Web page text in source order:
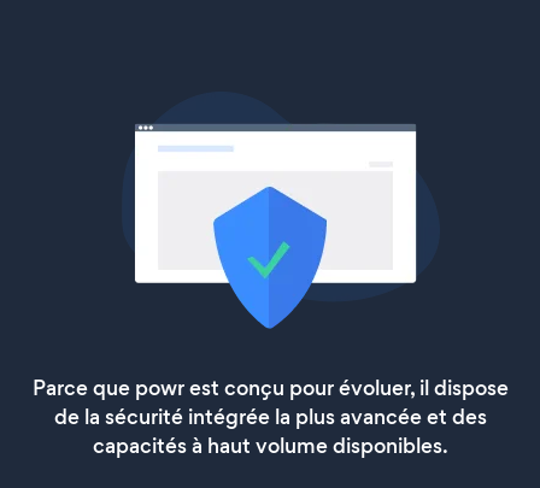
Parce que powr est conçu pour évoluer, il dispose
de la sécurité intégrée la plus avancée et des
capacités à haut volume disponibles.